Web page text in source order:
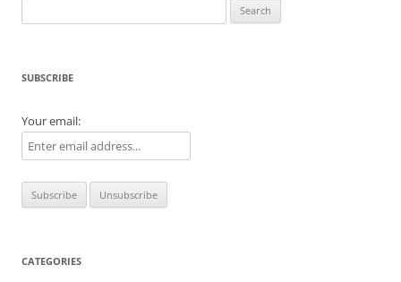
for:
SUBSCRIBE
Your email:
CATEGORIES